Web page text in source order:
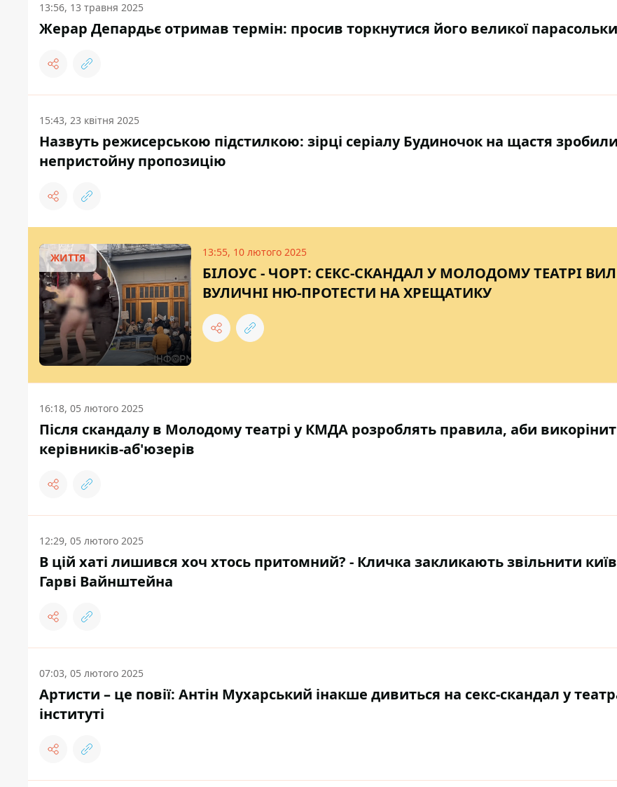
13:56, 13 травня 2025
Жерар Депардьє отримав термін: просив торкнутися його великої парасольки
15:43, 23 квітня 2025
Назвуть режисерською підстилкою: зірці серіалу Будиночок на щастя зробили
непристойну пропозицію
ЖИТТЯ 13:55, 10 лютого 2025
БІЛОУС - ЧОРТ: СЕКС-СКАНДАЛ У МОЛОДОМУ ТЕАТРІ
ВУЛИЧНІ НЮ-ПРОТЕСТИ НА ХРЕЩАТИКУ
16:18, 05 лютого 2025
Після скандалу в Молодому театрі у КМДА розроблять правила, аби
керівників-аб'юзерів
12:29, 05 лютого 2025
В цій хаті лишився хоч хтось притомний? - Кличка закликають звільнити
Гарві Вайнштейна
07:03, 05 лютого 2025
Артисти – це повії: Антін Мухарський інакше дивиться на секс-скандал у
інституті